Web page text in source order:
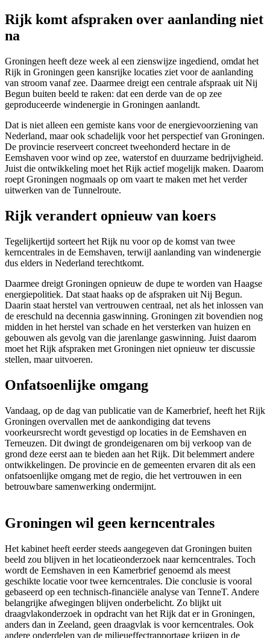
Rijk komt afspraken over aanlanding niet
na
Groningen heeft deze week al een zienswijze ingediend, omdat het
Rijk in Groningen geen kansrijke locaties ziet voor de aanlanding
van stroom vanaf zee. Daarmee dreigt een centrale afspraak uit Nij
Begun buiten beeld te raken: dat een derde van de op zee
geproduceerde windenergie in Groningen aanlandt.
Dat is niet alleen een gemiste kans voor de energievoorziening van
Nederland, maar ook schadelijk voor het perspectief van Groningen.
De provincie reserveert concreet tweehonderd hectare in de
Eemshaven voor wind op zee, waterstof en duurzame bedrijvigheid.
Juist die ontwikkeling moet het Rijk actief mogelijk maken. Daarom
roept Groningen nogmaals op om vaart te maken met het verder
uitwerken van de Tunnelroute.
Rijk verandert opnieuw van koers
Tegelijkertijd sorteert het Rijk nu voor op de komst van twee
kerncentrales in de Eemshaven, terwijl aanlanding van windenergie
dus elders in Nederland terechtkomt.
Daarmee dreigt Groningen opnieuw de dupe te worden van Haagse
energiepolitiek. Dat staat haaks op de afspraken uit Nij Begun.
Daarin staat herstel van vertrouwen centraal, net als het inlossen van
de ereschuld na decennia gaswinning. Groningen zit bovendien nog
midden in het herstel van schade en het versterken van huizen en
gebouwen als gevolg van die jarenlange gaswinning. Juist daarom
moet het Rijk afspraken met Groningen niet opnieuw ter discussie
stellen, maar uitvoeren.
Onfatsoenlijke omgang
Vandaag, op de dag van publicatie van de Kamerbrief, heeft het Rijk
Groningen overvallen met de aankondiging dat tevens
voorkeursrecht wordt gevestigd op locaties in de Eemshaven en
Terneuzen. Dit dwingt de grondeigenaren om bij verkoop van de
grond deze eerst aan te bieden aan het Rijk. Dit belemmert andere
ontwikkelingen. De provincie en de gemeenten ervaren dit als een
onfatsoenlijke omgang met de regio, die het vertrouwen in een
betrouwbare samenwerking ondermijnt.
Groningen wil geen kerncentrales
Het kabinet heeft eerder steeds aangegeven dat Groningen buiten
beeld zou blijven in het locatieonderzoek naar kerncentrales. Toch
wordt de Eemshaven in een Kamerbrief genoemd als meest
geschikte locatie voor twee kerncentrales. Die conclusie is vooral
gebaseerd op een technisch-financiële analyse van TenneT. Andere
belangrijke afwegingen blijven onderbelicht. Zo blijkt uit
draagvlakonderzoek in opdracht van het Rijk dat er in Groningen,
anders dan in Zeeland, geen draagvlak is voor kerncentrales. Ook
andere onderdelen van de milieueffectrapportage krijgen in de